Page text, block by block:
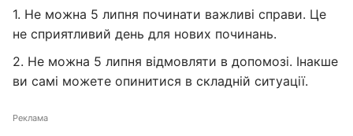
1. Не можна 5 липня починати важливі справи. Це
не сприятливий день для нових починань.
2. Не можна 5 липня відмовляти в допомозі. Інакше
ви самі можете опинитися в складній ситуації.
Реклама